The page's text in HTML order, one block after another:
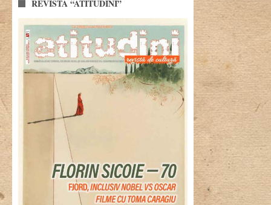
REVISTA “ATITUDINI”